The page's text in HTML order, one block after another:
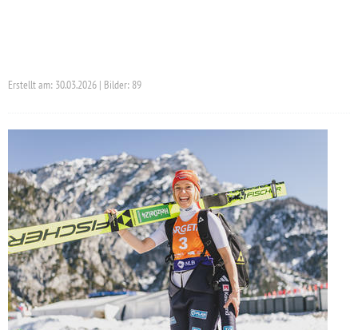
Erstellt am: 30.03.2026 | Bilder: 89